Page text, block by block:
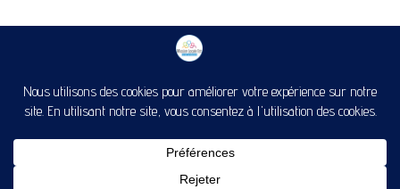
Politique de confidentialité